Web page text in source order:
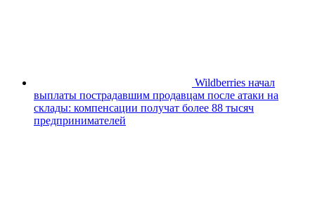
Wildberries начал
выплаты пострадавшим продавцам после атаки на
склады: компенсации получат более 88 тысяч
предпринимателей